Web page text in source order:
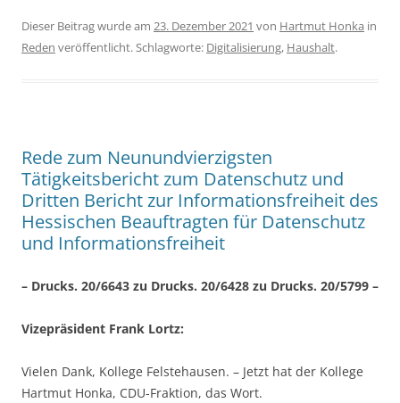
Dieser Beitrag wurde am 23. Dezember 2021 von Hartmut Honka in
Reden veröffentlicht. Schlagworte: Digitalisierung, Haushalt.
Rede zum Neunundvierzigsten
Tätigkeitsbericht zum Datenschutz und
Dritten Bericht zur Informationsfreiheit des
Hessischen Beauftragten für Datenschutz
und Informationsfreiheit
– Drucks. 20/6643 zu Drucks. 20/6428 zu Drucks. 20/5799 –
Vizepräsident Frank Lortz:
Vielen Dank, Kollege Felstehausen. – Jetzt hat der Kollege
Hartmut Honka, CDU-Fraktion, das Wort.